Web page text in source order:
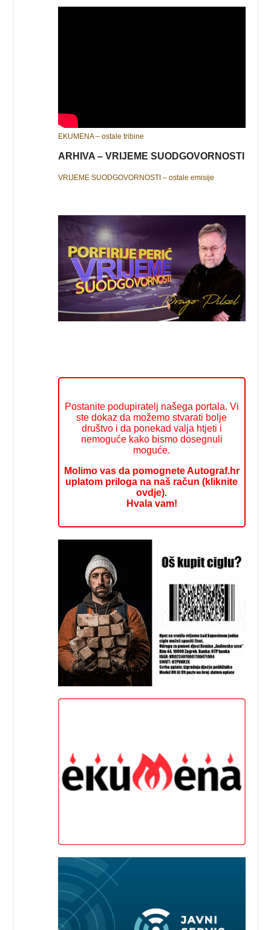
EKUMENA – ostale tribine
ARHIVA – VRIJEME SUODGOVORNOSTI
VRIJEME SUODGOVORNOSTI – ostale emisije
Postanite podupiratelj našega portala. Vi
ste dokaz da možemo stvarati bolje
društvo i da ponekad valja htjeti i
nemoguće kako bismo dosegnuli
moguće.
Molimo vas da pomognete Autograf.hr
uplatom priloga na naš račun (kliknite
ovdje).
Hvala vam!